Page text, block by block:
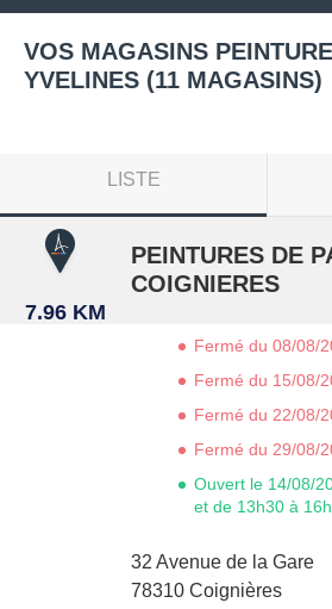
VOS MAGASINS
YVELINES (11 MAGASINS)
LISTE
7.96 KM
PEINTURES DE
COIGNIERES
32 Avenue de la Gare
78310 Coignières
Fermé du 08/08/
Fermé du 15/08/
Fermé du 22/08/
Fermé du 29/08/
Ouvert le 14/08/
et de 13h30 à